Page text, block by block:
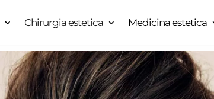
Chirurgia estetica Medicina estetica